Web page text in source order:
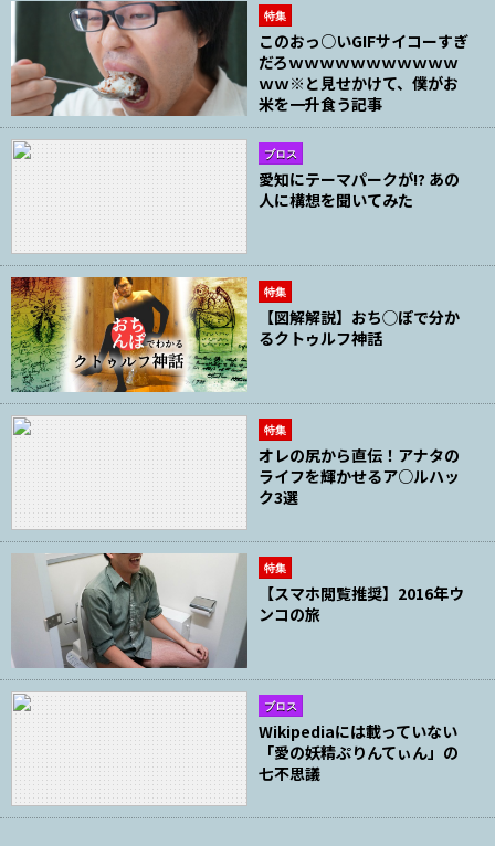
特集
このおっ○いGIFサイコーすぎ
だろｗｗｗｗｗｗｗｗｗｗｗ
ｗｗ※と見せかけて、僕がお
米を一升食う記事
ブロス
愛知にテーマパークが!? あの
人に構想を聞いてみた
特集
【図解解説】おち◯ぽで分か
るクトゥルフ神話
特集
オレの尻から直伝！アナタの
ライフを輝かせるア○ルハッ
ク3選
特集
【スマホ閲覧推奨】2016年ウ
ンコの旅
ブロス
Wikipediaには載っていない
「愛の妖精ぷりんてぃん」の
七不思議